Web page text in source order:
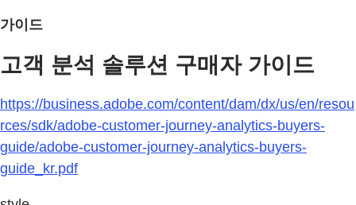
가이드
고객 분석 솔루션 구매자 가이드
https://business.adobe.com/content/dam/dx/us/en/resou
rces/sdk/adobe-customer-journey-analytics-buyers-
guide/adobe-customer-journey-analytics-buyers-
guide_kr.pdf